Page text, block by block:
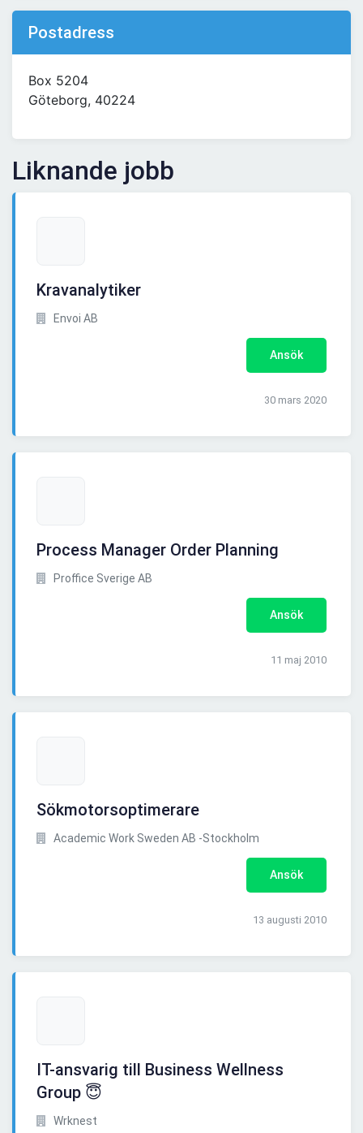
Postadress
Box 5204
Göteborg, 40224
Liknande jobb
Kravanalytiker
Envoi AB
Ansök
30 mars 2020
Process Manager Order Planning
Proffice Sverige AB
Ansök
11 maj 2010
Sökmotorsoptimerare
Academic Work Sweden AB -Stockholm
Ansök
13 augusti 2010
IT-ansvarig till Business Wellness
Group 😇
Wrknest